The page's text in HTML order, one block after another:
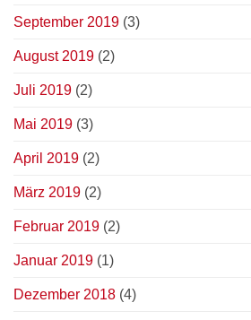
September 2019 (3)
August 2019 (2)
Juli 2019 (2)
Mai 2019 (3)
April 2019 (2)
März 2019 (2)
Februar 2019 (2)
Januar 2019 (1)
Dezember 2018 (4)